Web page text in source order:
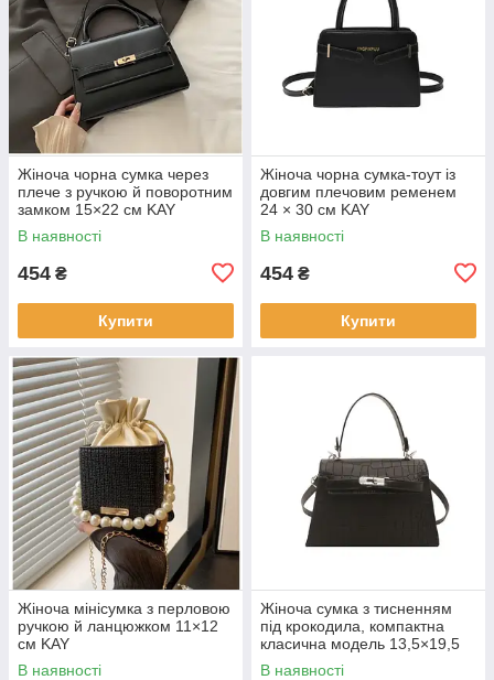
Жіноча чорна сумка через
плече з ручкою й поворотним
замком 15×22 см KAY
В наявності
454 ₴
Купити
Жіноча чорна сумка-тоут із
довгим плечовим ременем
24 × 30 см KAY
В наявності
454 ₴
Купити
Жіноча мінісумка з перловою
ручкою й ланцюжком 11×12
см KAY
В наявності
Жіноча сумка з тисненням
під крокодила, компактна
класична модель 13,5×19,5
см KAY
В наявності